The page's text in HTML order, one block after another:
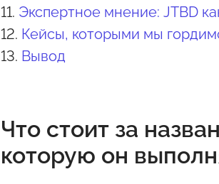
11. Экспертное мнение: JTBD
12. Кейсы, которыми мы
13. Вывод
Что стоит за
которую он